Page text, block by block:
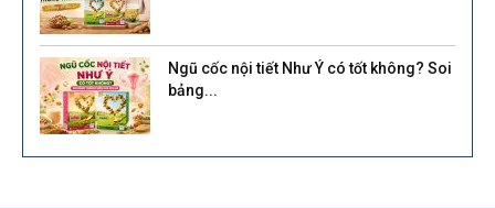
Ngũ cốc nội tiết Như Ý có tốt không? Soi
bảng...